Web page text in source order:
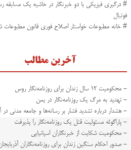
# درگیری فیزیکی با دو خبرنگار در حاشیه یک مسابقه
فوتبال
# خانه مطبوعات خواستار اصلاح فوری قانون مطبوعات
آخرین مطالب
- محکومیت ۱۲ سال زندان برای روزنامه‌نگار روس
- تهدید به مرگ یک روزنامه‌نگار در یمن
- هشدار درباره تشدید فشار بر رسانه‌ها و جامعه مدنی در
- پاراگوئه مسئولیت قتل یک روزنامه‌نگار را پذیرفت
- محکومیت شکایت از خبرنگاران اسپانیایی
- صدور احکام سنگین زندان برای روزنامه‌نگاران